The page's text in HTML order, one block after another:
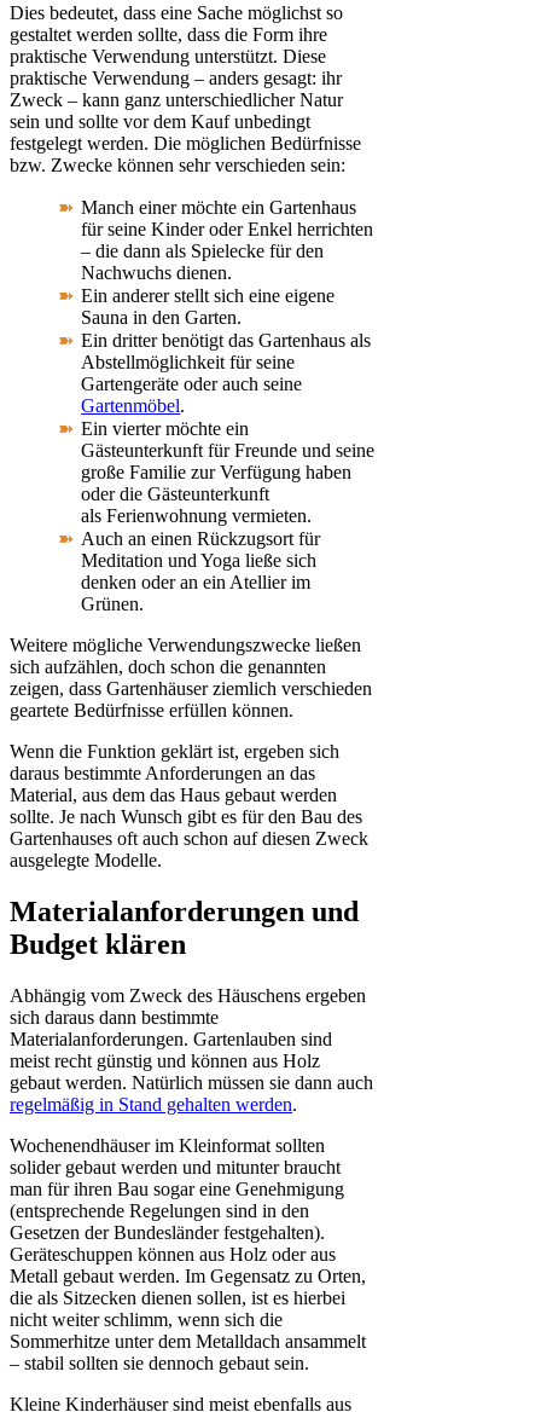
Dies bedeutet, dass eine Sache möglichst so
gestaltet werden sollte, dass die Form ihre
praktische Verwendung unterstützt. Diese
praktische Verwendung – anders gesagt: ihr
Zweck – kann ganz unterschiedlicher Natur
sein und sollte vor dem Kauf unbedingt
festgelegt werden. Die möglichen Bedürfnisse
bzw. Zwecke können sehr verschieden sein:
Manch einer möchte ein Gartenhaus
für seine Kinder oder Enkel herrichten
– die dann als Spielecke für den
Nachwuchs dienen.
Ein anderer stellt sich eine eigene
Sauna in den Garten.
Ein dritter benötigt das Gartenhaus als
Abstellmöglichkeit für seine
Gartengeräte oder auch seine
Gartenmöbel.
Ein vierter möchte ein
Gästeunterkunft für Freunde und seine
große Familie zur Verfügung haben
oder die Gästeunterkunft
als Ferienwohnung vermieten.
Auch an einen Rückzugsort für
Meditation und Yoga ließe sich
denken oder an ein Atellier im
Grünen.
Weitere mögliche Verwendungszwecke ließen
sich aufzählen, doch schon die genannten
zeigen, dass Gartenhäuser ziemlich verschieden
geartete Bedürfnisse erfüllen können.
Wenn die Funktion geklärt ist, ergeben sich
daraus bestimmte Anforderungen an das
Material, aus dem das Haus gebaut werden
sollte. Je nach Wunsch gibt es für den Bau des
Gartenhauses oft auch schon auf diesen Zweck
ausgelegte Modelle.
Materialanforderungen und
Budget klären
Abhängig vom Zweck des Häuschens ergeben
sich daraus dann bestimmte
Materialanforderungen. Gartenlauben sind
meist recht günstig und können aus Holz
gebaut werden. Natürlich müssen sie dann auch
regelmäßig in Stand gehalten werden.
Wochenendhäuser im Kleinformat sollten
solider gebaut werden und mitunter braucht
man für ihren Bau sogar eine Genehmigung
(entsprechende Regelungen sind in den
Gesetzen der Bundesländer festgehalten).
Geräteschuppen können aus Holz oder aus
Metall gebaut werden. Im Gegensatz zu Orten,
die als Sitzecken dienen sollen, ist es hierbei
nicht weiter schlimm, wenn sich die
Sommerhitze unter dem Metalldach ansammelt
– stabil sollten sie dennoch gebaut sein.
Kleine Kinderhäuser sind meist ebenfalls aus